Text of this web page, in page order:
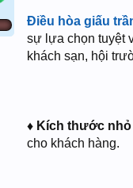
Điều hòa giấu
sự lựa chọn tuyệt
khách sạn, hội
♦ Kích thước nhỏ
cho khách hàng.